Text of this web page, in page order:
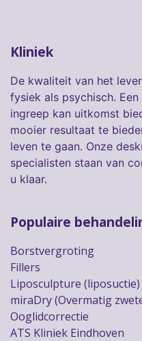
Kliniek
De kwaliteit van het
fysiek als psychisch.
ingreep kan uitkomst
mooier resultaat te
leven te gaan. Onze
specialisten staan van
u klaar.
Populaire
Borstvergroting
Fillers
Liposculpture (liposuctie)
miraDry (Overmatig
Ooglidcorrectie
ATS Kliniek Eindhoven